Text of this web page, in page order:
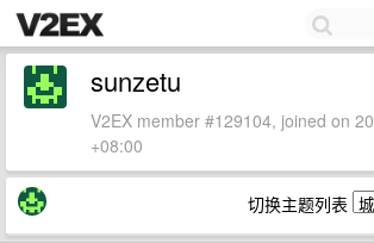
sunzetu
V2EX member #129104, joined on
+08:00
切换主题列表